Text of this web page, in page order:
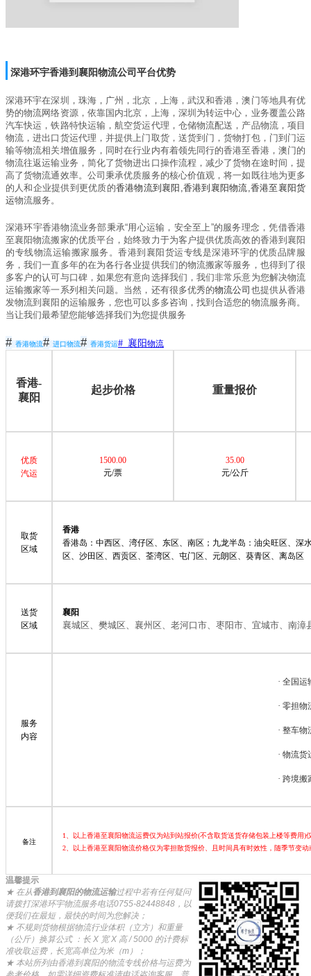
深港环宇香港到襄阳物流公司平台优势
深港环宇在深圳，珠海，广州，北京，上海，武汉和香港，澳门等地具有优
势的物流网络资源，依靠国内北京，上海，深圳为转运中心，业务覆盖公路
汽车快运，铁路特快运输，航空货运代理，仓储物流配送，产品物流，项目
物流，进出口货运代理，并提供上门取货，送货到门，货物打包，门到门运
输等物流相关增值服务，同时在行业内有着领先同行的香港至香港，澳门的
物流往返运输业务，简化了货物进出口操作流程，减少了货物在途时间，提
高了货物流通效率。公司秉承优质服务的核心价值观，将一如既往地为更多
的人和企业提供到更优质的香港物流到襄阳 ,香港到襄阳物流,香港至襄阳货
运物流服务。
深港环宇香港物流业务部秉承“用心运输，安全至上”的服务理念，凭借香港
至襄阳物流搬家的优质平台，始终致力于为客户提供优质高效的香港到襄阳
的专线物流运输搬家服务。香港到襄阳货运专线是深港环宇的优质品牌服
务，我们一直多年的在为各行各业提供我们的物流搬家等服务，也得到了很
多客户的认可与口碑，如果您有意向选择我们，我们非常乐意为您解决物流
运输搬家等一系列相关问题。当然，还有很多优秀的物流公司 也提供从香港
发物流到襄阳的运输服务，您也可以多多咨询，找到合适您的物流服务商。
当让我们最希望您能够选择我们为您提供服务
# 香港物流# 进口物流# 香港货运# 襄阳物流
香港-
襄阳
起步价格 重量报价
优质
汽运
1500.00
元/票
35.00
元/公斤
取货
区域
香港
香港岛：中西区、湾仔区、东区、南区；九龙半岛：油尖旺区、深
区、沙田区、西贡区、荃湾区、屯门区、元朗区、葵青区、离岛区
送货
区域
襄阳
襄城区、樊城区、襄州区、老河口市、枣阳市、宜城市、南漳
服务
内容
· 全国运
· 零担物
· 整车物
· 物流货
· 跨境搬
备注
1、以上香港至襄阳物流运费仅为站到站报价(不含取货送货存储包装上楼等费用
2、以上香港至襄阳物流价格仅为零担散货报价、且时间具有时效性，随季节变
温馨提示
★ 在从香港到襄阳的物流运输过程中若有任何疑问
请拨打深港环宇物流服务电话0755-82448848，以
便我们在最短，最快的时间为您解决；
★ 不规则货物根据物流行业体积（立方）和重量
（公斤）换算公式 ：长 X 宽 X 高 / 5000 的计费标
准收取运费，长宽高单位为米（m）；
★ 本站所列由香港到襄阳的物流专线价格与运费为